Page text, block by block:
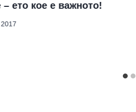
– ето кое е важното!